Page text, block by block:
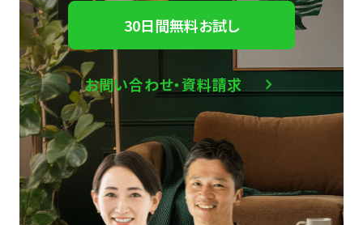
30日間無料お試し
お問い合わせ・資料請求